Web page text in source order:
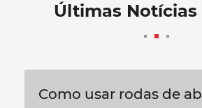
Últimas Notícias
Como usar rodas de